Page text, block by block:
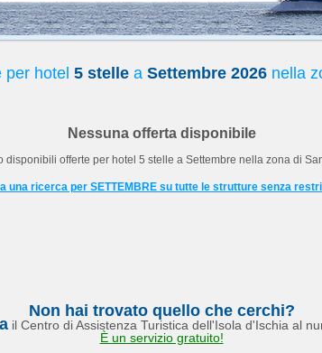
hotel 5 stelle a Settembre 2026 nella
Nessuna offerta disponibile
disponibili offerte per hotel 5 stelle a Settembre nella zona di
una ricerca per SETTEMBRE su tutte le strutture senza
Non hai trovato quello che cerchi?
il Centro di Assistenza Turistica dell'Isola d'Ischia al
È un servizio gratuito!